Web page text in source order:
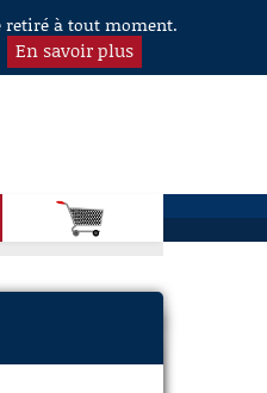
retiré à tout moment.
En savoir plus